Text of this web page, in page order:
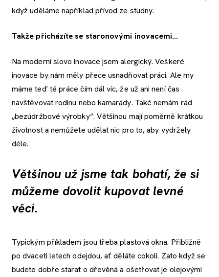
když uděláme například přívod ze studny.
Takže přicházíte se staronovými inovacemi…
Na moderní slovo inovace jsem alergický. Veškeré
inovace by nám měly přece usnadňovat práci. Ale my
máme teď té práce čím dál víc, že už ani není čas
navštěvovat rodinu nebo kamarády. Také nemám rád
„bezúdržbové výrobky“. Většinou mají poměrně krátkou
životnost a nemůžete udělat nic pro to, aby vydržely
déle.
Většinou už jsme tak bohatí, že si
můžeme dovolit kupovat levné
věci.
Typickým příkladem jsou třeba plastová okna. Přibližně
po dvaceti letech odejdou, ať děláte cokoli. Zato když se
budete dobře starat o dřevěná a ošetřovat je olejovými